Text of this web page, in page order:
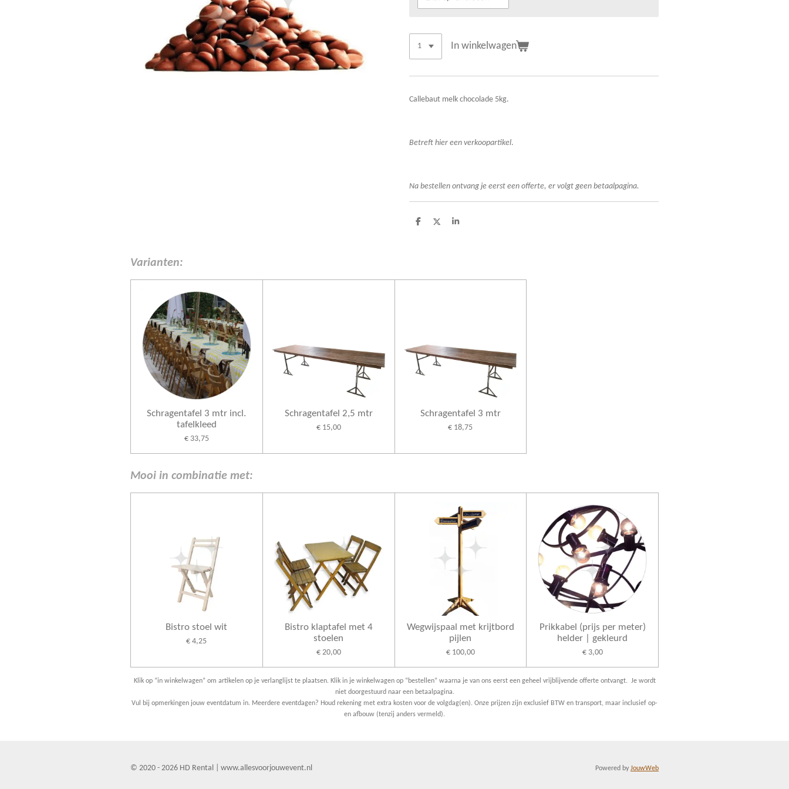
In winkelwagen
Callebaut melk chocolade 5kg.
Betreft hier een verkoopartikel.
Na bestellen ontvang je eerst een offerte, er volgt geen betaalpagina.
D
D
S
Varianten:
Schragentafel 3 mtr incl.
tafelkleed
€ 33,75
Schragentafel 2,5 mtr
€ 15,00
Schragentafel 3 mtr
€ 18,75
Mooi in combinatie met:
Bistro stoel wit
€ 4,25
Bistro klaptafel met 4
stoelen
€ 20,00
Wegwijspaal met krijtbord
pijlen
€ 100,00
Prikkabel (prijs per meter)
helder | gekleurd
€ 3,00
Klik op “in winkelwagen” om artikelen op je verlanglijst te plaatsen. Klik in je winkelwagen op “bestellen” waarna je van ons eerst een geheel vrijblijvende offerte ontvangt. Je wordt
niet doorgestuurd naar een betaalpagina.
Vul bij opmerkingen jouw eventdatum in. Meerdere eventdagen? Houd rekening met extra kosten voor de volgdag(en). Onze prijzen zijn exclusief BTW en transport, maar inclusief op-
en afbouw (tenzij anders vermeld).
© 2020 - 2026 HD Rental | www.allesvoorjouwevent.nl Powered by JouwWeb